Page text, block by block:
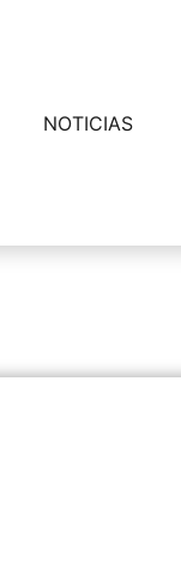
NOTICIAS